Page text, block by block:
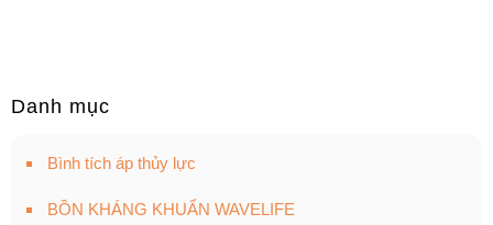
Danh mục
Bình tích áp thủy lực
BỒN KHÁNG KHUẨN WAVELIFE